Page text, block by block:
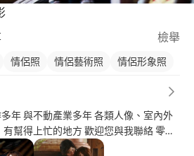
檢舉
情侶照 情侶藝術照
情侶形象照
年 與不動產業多年 各類人像、室內外
幫得上忙的地方 歡迎您與我聯絡 零玖